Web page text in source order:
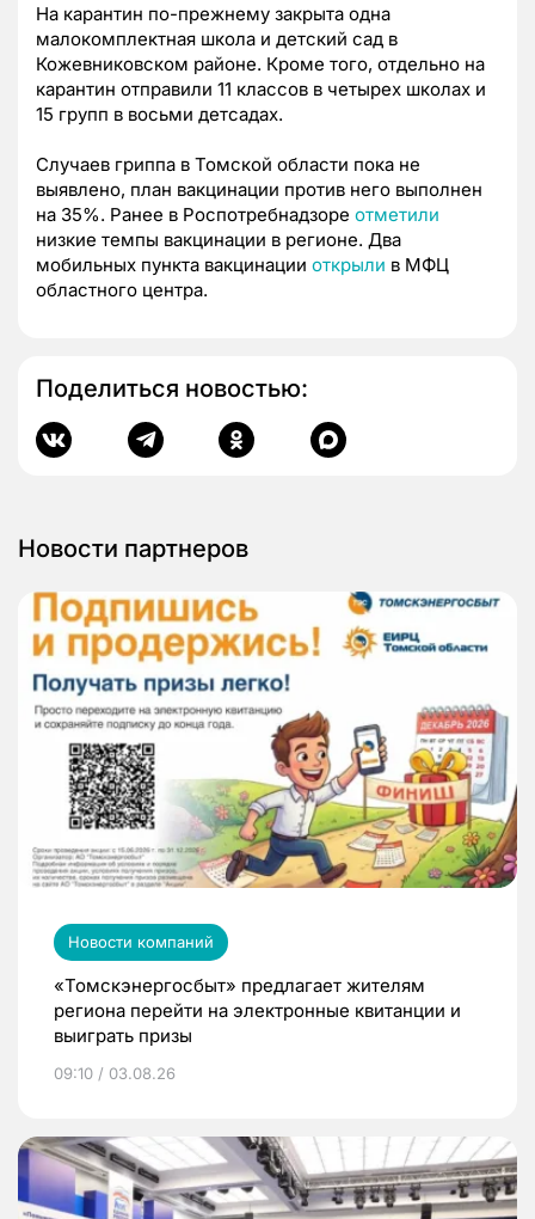
На карантин по-прежнему закрыта одна
малокомплектная школа и детский сад в
Кожевниковском районе. Кроме того, отдельно на
карантин отправили 11 классов в четырех школах и
15 групп в восьми детсадах.
Случаев гриппа в Томской области пока не
выявлено, план вакцинации против него выполнен
на 35%. Ранее в Роспотребнадзоре отметили
низкие темпы вакцинации в регионе. Два
мобильных пункта вакцинации открыли в МФЦ
областного центра.
Поделиться новостью:
Новости партнеров
Новости компаний
«Томскэнергосбыт» предлагает жителям
региона перейти на электронные квитанции и
выиграть призы
09:10 / 03.08.26